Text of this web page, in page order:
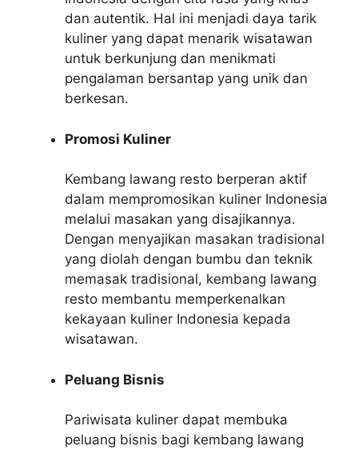
dan autentik. Hal ini menjadi daya tarik
kuliner yang dapat menarik wisatawan
untuk berkunjung dan menikmati
pengalaman bersantap yang unik dan
berkesan.
Promosi Kuliner
Kembang lawang resto berperan aktif
dalam mempromosikan kuliner Indonesia
melalui masakan yang disajikannya.
Dengan menyajikan masakan tradisional
yang diolah dengan bumbu dan teknik
memasak tradisional, kembang lawang
resto membantu memperkenalkan
kekayaan kuliner Indonesia kepada
wisatawan.
Peluang Bisnis
Pariwisata kuliner dapat membuka
peluang bisnis bagi kembang lawang